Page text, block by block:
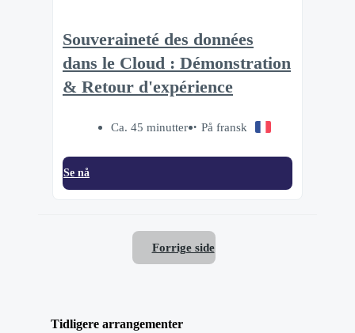
Souveraineté des données
dans le Cloud : Démonstration
& Retour d'expérience
Ca. 45 minutter På fransk
Se nå
Forrige side
Tidligere arrangementer